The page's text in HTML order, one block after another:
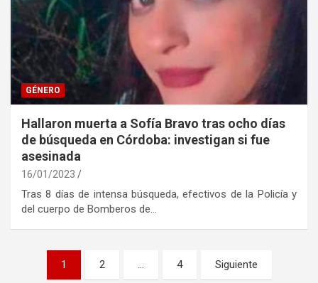
GÉNERO
Hallaron muerta a Sofía Bravo tras ocho días
de búsqueda en Córdoba: investigan si fue
asesinada
16/01/2023
Tras 8 días de intensa búsqueda, efectivos de la Policía y
del cuerpo de Bomberos de…
Paginación
1 2 … 4 Siguiente